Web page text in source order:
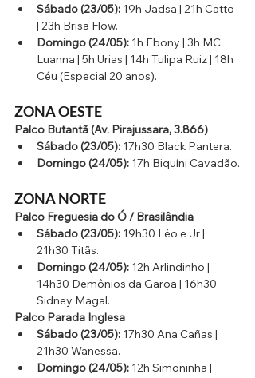
Sábado (23/05): 19h Jadsa | 21h Catto
| 23h Brisa Flow.
Domingo (24/05): 1h Ebony | 3h MC
Luanna | 5h Urias | 14h Tulipa Ruiz | 18h
Céu (Especial 20 anos).
ZONA OESTE
Palco Butantã (Av. Pirajussara, 3.866)
Sábado (23/05): 17h30 Black Pantera.
Domingo (24/05): 17h Biquíni Cavadão.
ZONA NORTE
Palco Freguesia do Ó / Brasilândia
Sábado (23/05): 19h30 Léo e Jr |
21h30 Titãs.
Domingo (24/05): 12h Arlindinho |
14h30 Demônios da Garoa | 16h30
Sidney Magal.
Palco Parada Inglesa
Sábado (23/05): 17h30 Ana Cañas |
21h30 Wanessa.
Domingo (24/05): 12h Simoninha |